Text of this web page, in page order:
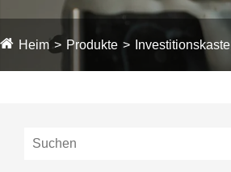
Heim Produkte Investitionskaste